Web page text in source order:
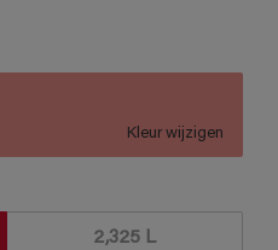
Kleur wijzigen
2,325 L